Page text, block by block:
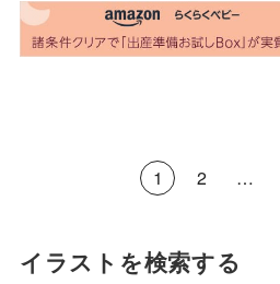
1 2 …
イラストを検索する